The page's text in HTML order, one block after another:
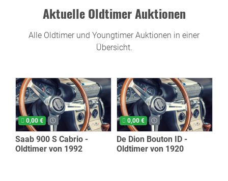
Aktuelle Oldtimer Auktionen
Alle Oldtimer und Youngtimer Auktionen in einer
Übersicht.
0,00 €
Saab 900 S Cabrio -
Oldtimer von 1992
0,00 €
De Dion Bouton ID -
Oldtimer von 1920